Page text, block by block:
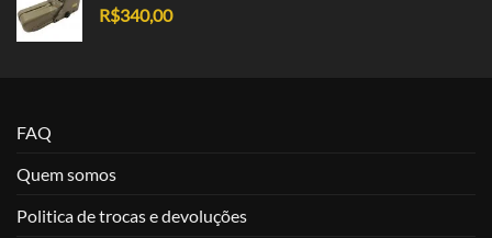
R$340,00
FAQ
Quem somos
Politica de trocas e devoluções